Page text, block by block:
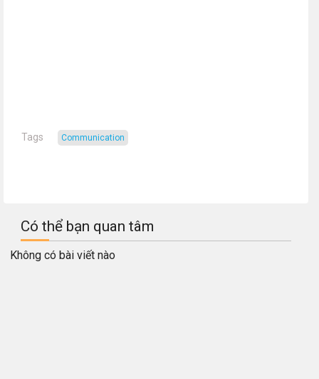
Tags Communication
Có thể bạn quan tâm
Không có bài viết nào